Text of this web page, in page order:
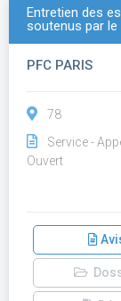
Entretien des
soutenus par
PFC PARIS
78
Service -
Ouvert